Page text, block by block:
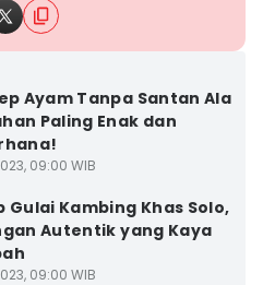
Ayam Tanpa Santan Ala
Paling Enak dan
09:00 WIB
Gulai Kambing Khas Solo,
Autentik yang Kaya
09:00 WIB